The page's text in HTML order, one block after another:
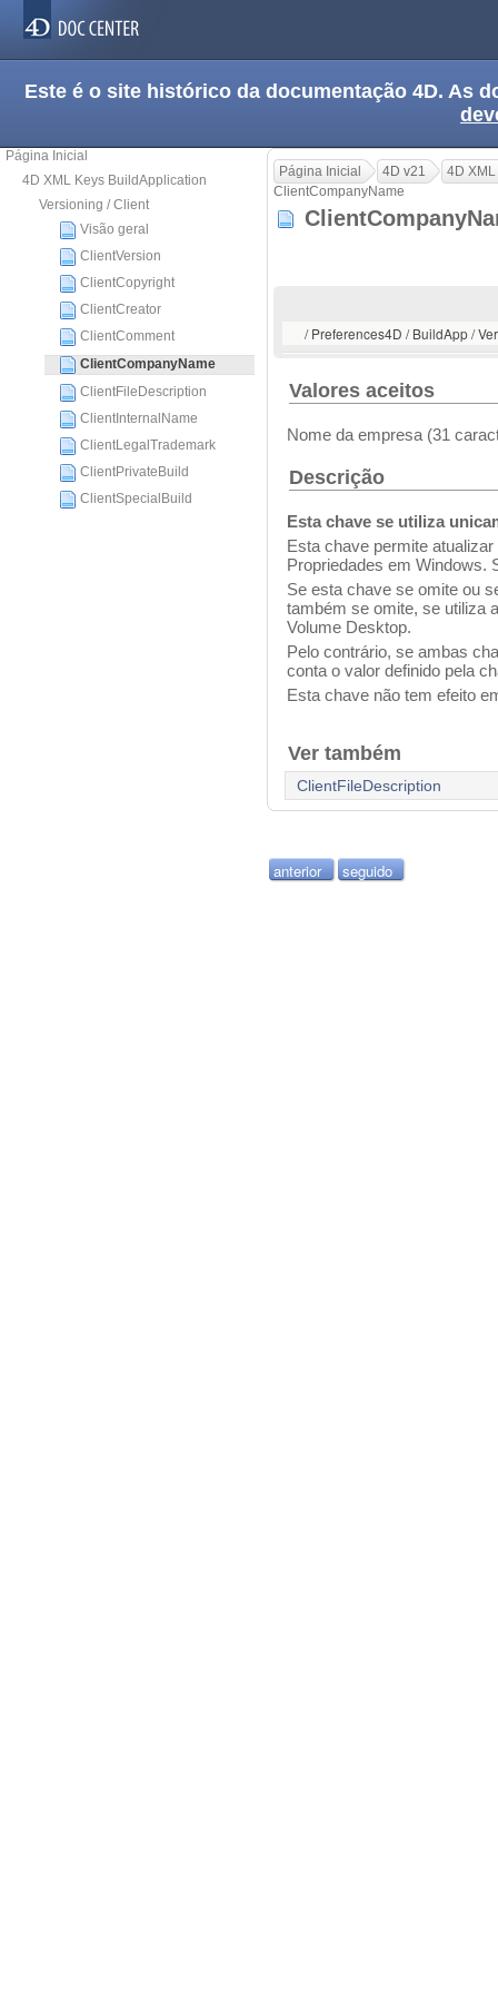
Este é o site histórico da documentação 4D. As
Página Inicial
4D XML Keys BuildApplication
Versioning / Client
Visão geral
ClientVersion
ClientCopyright
ClientCreator
ClientComment
ClientCompanyName
ClientFileDescription
ClientInternalName
ClientLegalTrademark
ClientPrivateBuild
ClientSpecialBuild
Página Inicial 4D v21
4D
ClientCompanyName
/ Preferences4D / BuildApp /
Valores aceitos
Nome da empresa (31
Descrição
Esta chave se utiliza
Esta chave permite
Propriedades em Windows.
Se esta chave se omite ou
também se omite, se utiliza
Volume Desktop.
Pelo contrário, se ambas
conta o valor definido pela
Esta chave não tem efeito
Ver também
ClientFileDescription
anterior seguido